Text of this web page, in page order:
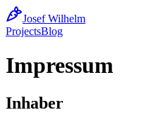
Josef Wilhelm
ProjectsBlog
Impressum
Inhaber